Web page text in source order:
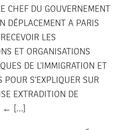
DÉPLACEMENT A PARIS
LES
ET ORGANISATIONS
DE L’IMMIGRATION ET
POUR S’EXPLIQUER SUR
EXTRADITION DE
← […]